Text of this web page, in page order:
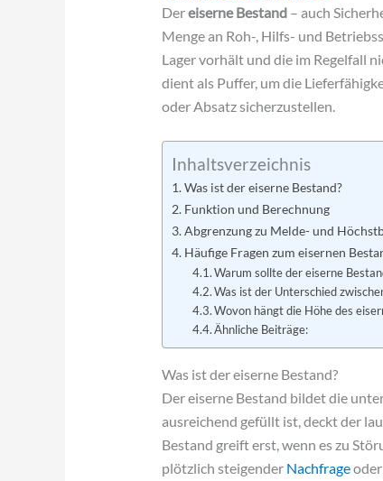
Dereiserne Bestand– auch
Menge an Roh-, Hilfs- und
Lager vorhält und die im Regelfall
dient als Puffer, um die
oder Absatz sicherzustellen.
Inhaltsverzeichnis
Was ist der eiserne Bestand?
Funktion und Berechnung
Abgrenzung zu Melde- und
Häufige Fragen zum eisernen
Warum sollte der eiserne
Was ist der Unterschied
Wovon hängt die Höhe des
Ähnliche Beiträge:
Was ist der eiserne Bestand?
Der eiserne Bestand bildet die
ausreichend gefüllt ist, deckt der
Bestand greift erst, wenn es zu
plötzlich steigender Nachfrageoder